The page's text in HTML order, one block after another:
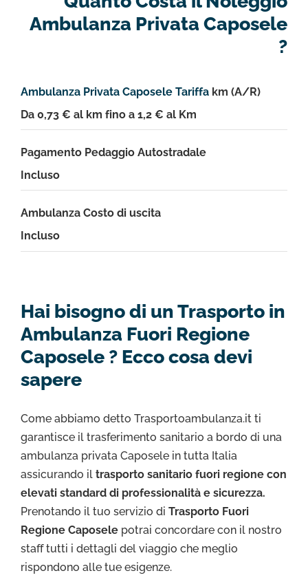
Ambulanza Privata Caposele
?
Ambulanza Privata Caposele Tariffa km (A/R)
Da 0,73 € al km fino a 1,2 € al Km
Pagamento Pedaggio Autostradale
Incluso
Ambulanza Costo di uscita
Incluso
Hai bisogno di un Trasporto in
Ambulanza Fuori Regione
Caposele ? Ecco cosa devi
sapere
Come abbiamo detto Trasportoambulanza.it ti
garantisce il trasferimento sanitario a bordo di una
ambulanza privata Caposele in tutta Italia
assicurando il trasporto sanitario fuori regione con
elevati standard di professionalità e sicurezza.
Prenotando il tuo servizio di Trasporto Fuori
Regione Caposele potrai concordare con il nostro
staff tutti i dettagli del viaggio che meglio
rispondono alle tue esigenze.